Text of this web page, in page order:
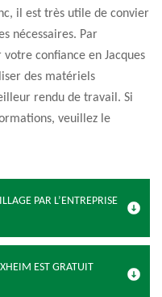
il est très utile de convier
nécessaires. Par
confiance en Jacques
des matériels
rendu de travail. Si
veuillez le
PAR L’ENTREPRISE
EST GRATUIT